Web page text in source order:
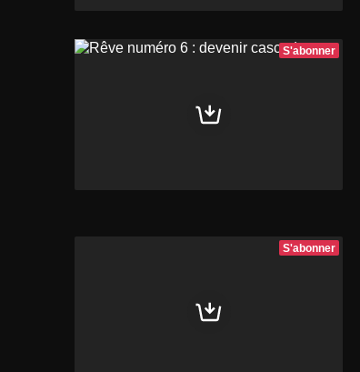
S'abonner
S'abonner